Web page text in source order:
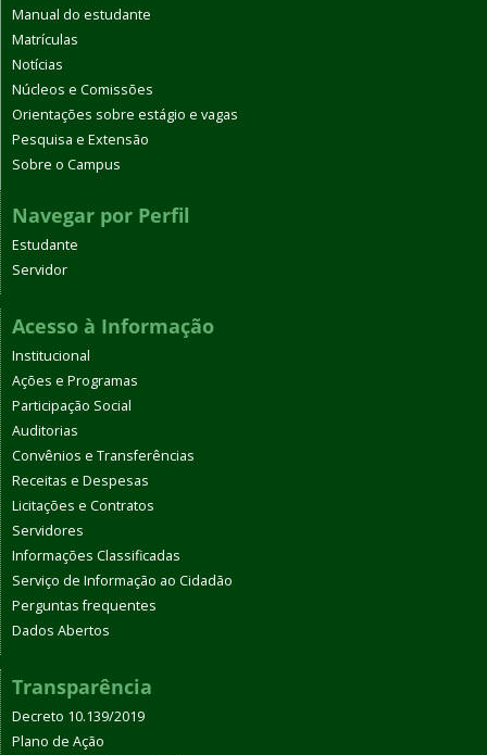
Manual do estudante
Matrículas
Notícias
Núcleos e Comissões
Orientações sobre estágio e vagas
Pesquisa e Extensão
Sobre o Campus
Navegar por Perfil
Estudante
Servidor
Acesso à Informação
Institucional
Ações e Programas
Participação Social
Auditorias
Convênios e Transferências
Receitas e Despesas
Licitações e Contratos
Servidores
Informações Classificadas
Serviço de Informação ao Cidadão
Perguntas frequentes
Dados Abertos
Transparência
Decreto 10.139/2019
Plano de Ação